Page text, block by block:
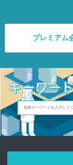
プレミアム